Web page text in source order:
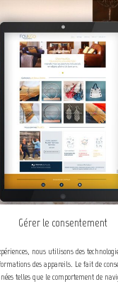
Gérer le consentement
nous utilisons des
des appareils. Le fait de
telles que le comportement de